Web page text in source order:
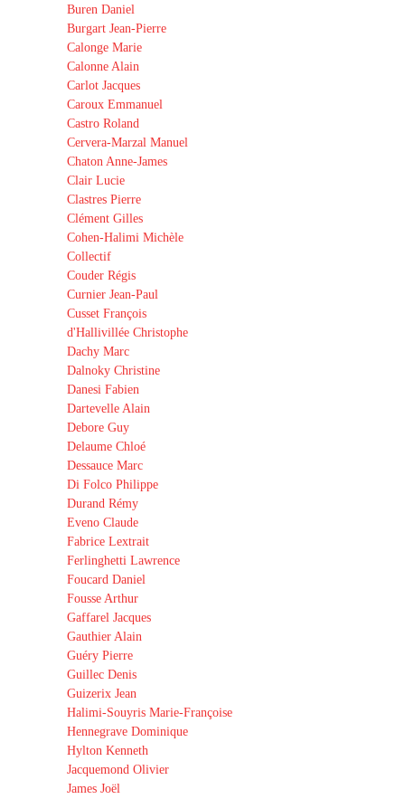
Buren Daniel
Burgart Jean-Pierre
Calonge Marie
Calonne Alain
Carlot Jacques
Caroux Emmanuel
Castro Roland
Cervera-Marzal Manuel
Chaton Anne-James
Clair Lucie
Clastres Pierre
Clément Gilles
Cohen-Halimi Michèle
Collectif
Couder Régis
Curnier Jean-Paul
Cusset François
d'Hallivillée Christophe
Dachy Marc
Dalnoky Christine
Danesi Fabien
Dartevelle Alain
Debore Guy
Delaume Chloé
Dessauce Marc
Di Folco Philippe
Durand Rémy
Eveno Claude
Fabrice Lextrait
Ferlinghetti Lawrence
Foucard Daniel
Fousse Arthur
Gaffarel Jacques
Gauthier Alain
Guéry Pierre
Guillec Denis
Guizerix Jean
Halimi-Souyris Marie-Françoise
Hennegrave Dominique
Hylton Kenneth
Jacquemond Olivier
James Joël